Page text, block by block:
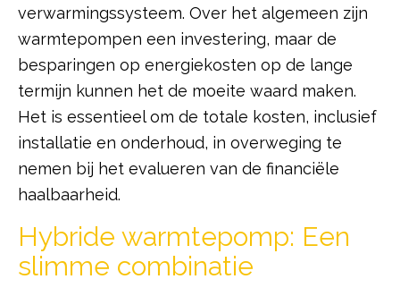
verwarmingssysteem. Over het algemeen zijn
warmtepompen een investering, maar de
besparingen op energiekosten op de lange
termijn kunnen het de moeite waard maken.
Het is essentieel om de totale kosten, inclusief
installatie en onderhoud, in overweging te
nemen bij het evalueren van de financiële
haalbaarheid.
Hybride warmtepomp: Een
slimme combinatie